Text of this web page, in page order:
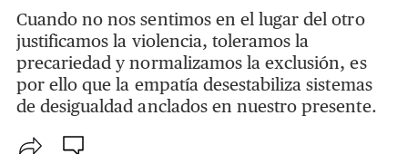
Cuando no nos sentimos en el lugar del otro
justificamos la violencia, toleramos la
precariedad y normalizamos la exclusión, es
por ello que la empatía desestabiliza sistemas
de desigualdad anclados en nuestro presente.